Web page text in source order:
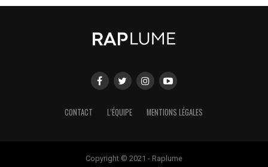
CONTACT L’ÉQUIPE MENTIONS LÉGALES
Copyright © 2021 - Raplume